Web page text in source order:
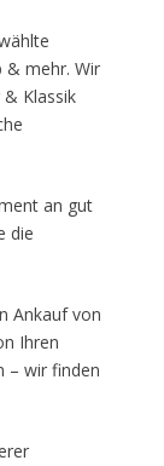
& mehr. Wir
Klassik
an gut
die
Ankauf von
Ihren
– wir finden